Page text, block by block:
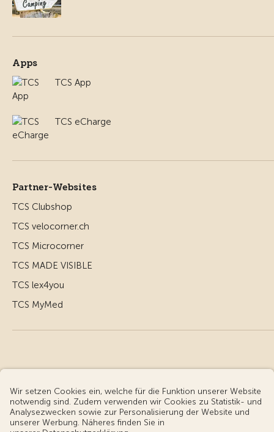
Apps
TCS App
TCS eCharge
Partner-Websites
TCS Clubshop
TCS velocorner.ch
TCS Microcorner
TCS MADE VISIBLE
TCS lex4you
TCS MyMed